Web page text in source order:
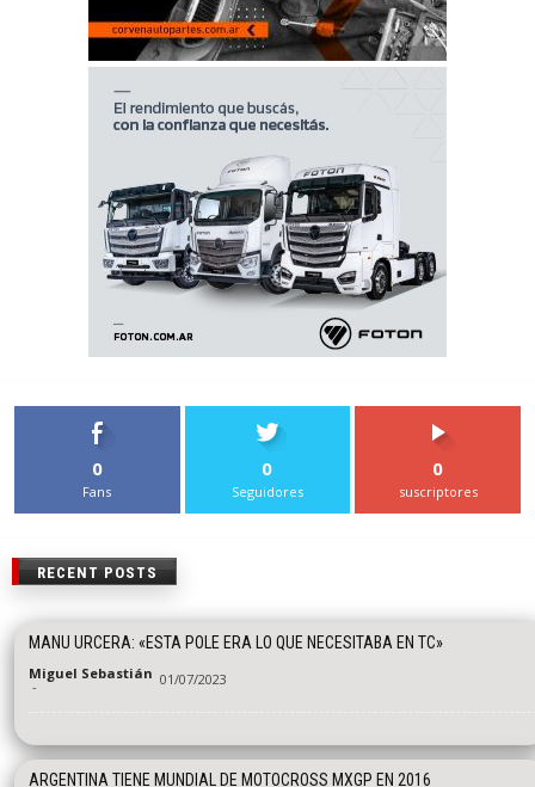
0
Fans
0
Seguidores
0
suscriptores
RECENT POSTS
MANU URCERA: «ESTA POLE ERA LO QUE NECESITABA EN TC»
Miguel Sebastián
- 01/07/2023
ARGENTINA TIENE MUNDIAL DE MOTOCROSS MXGP EN 2016